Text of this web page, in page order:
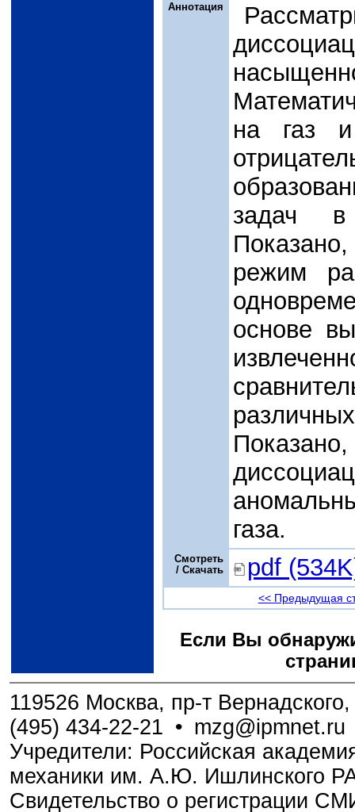
Аннотация
на газ
задач в
режим
основе
газа.
Смотреть
/ Скачать
pdf
<< Предыдущая
Если Вы
119526 Москва, пр-т
(495) 434-22-21 • mzg@ipmnet.ru
Учредители: Российская
механики им. А.Ю. Ишлинского
Свидетельство о регистрации